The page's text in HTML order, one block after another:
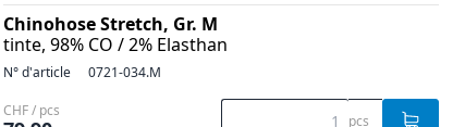
Chinohose Stretch, Gr. M
tinte, 98% CO / 2% Elasthan
N° d'article 0721-034.M
CHF / pcs
pcs